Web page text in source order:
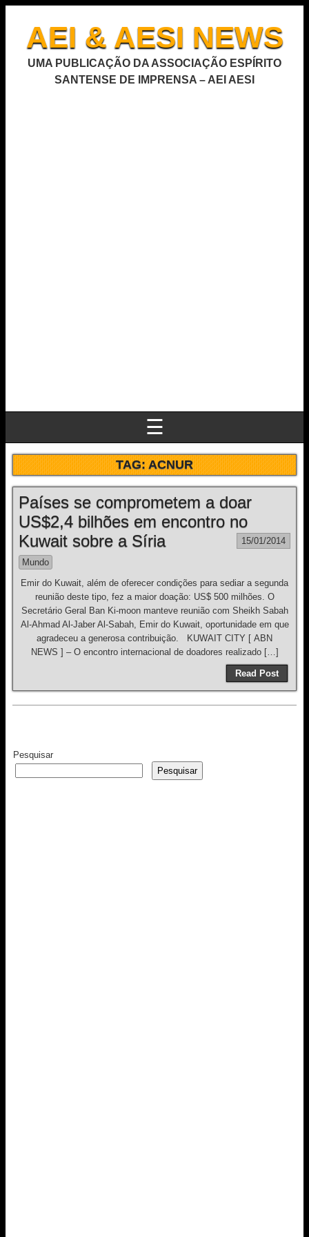
AEI & AESI NEWS
UMA PUBLICAÇÃO DA ASSOCIAÇÃO ESPÍRITO
SANTENSE DE IMPRENSA – AEI AESI
☰
TAG:ACNUR
Países se comprometem a doar
US$2,4 bilhões em encontro no
Kuwait sobre a Síria
15/01/2014
Mundo
Emir do Kuwait, além de oferecer condições para sediar a segunda
reunião deste tipo, fez a maior doação: US$ 500 milhões. O
Secretário Geral Ban Ki-moon manteve reunião com Sheikh Sabah
Al-Ahmad Al-Jaber Al-Sabah, Emir do Kuwait, oportunidade em que
agradeceu a generosa contribuição. KUWAIT CITY [ ABN
NEWS ] – O encontro internacional de doadores realizado […]
Read Post
Pesquisar
Pesquisar